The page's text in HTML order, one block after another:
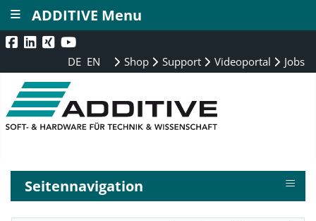
DE EN Shop Support Videoportal Jobs
Seitennavigation ≡
ADDITIVE Menu
≡